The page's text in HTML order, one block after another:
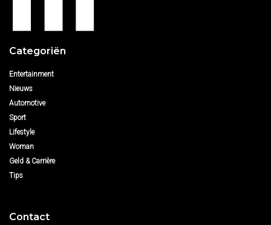
Categoriën
Entertainment
Nieuws
Automotive
Sport
Lifestyle
Woman
Geld & Carrière
Tips
Contact